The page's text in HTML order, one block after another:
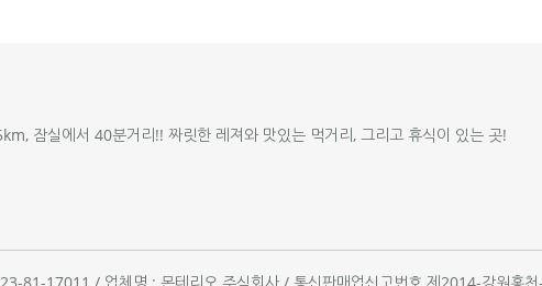
잠실에서 40분거리!! 짜릿한 레져와 맛있는 먹거리, 그리고 휴식이 있는 곳!